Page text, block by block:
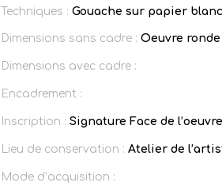
Techniques : Gouache sur papier
Dimensions sans cadre : Oeuvre ronde
Dimensions avec cadre :
Encadrement :
Inscription : Signature Face de
Lieu de conservation : Atelier de
Mode d’acquisition :